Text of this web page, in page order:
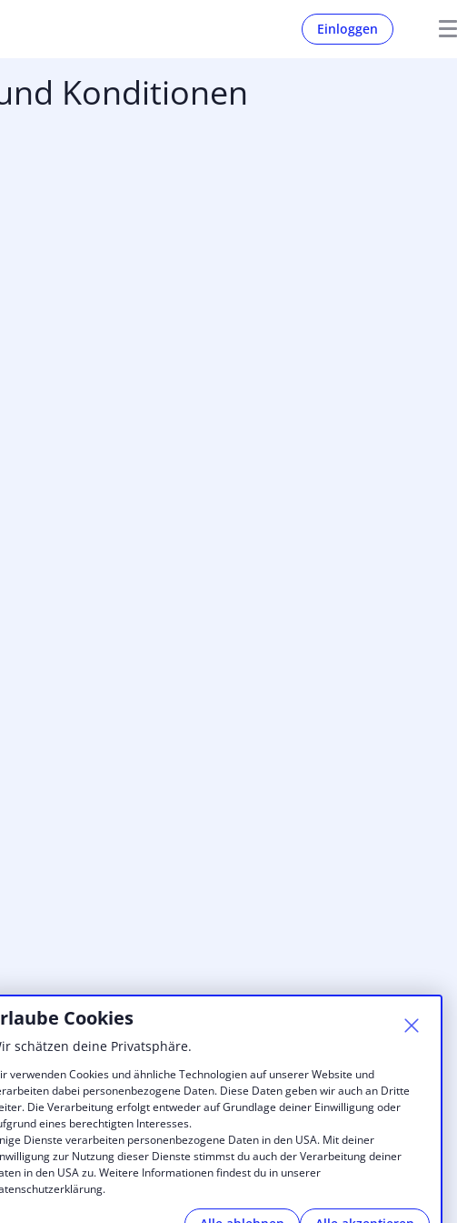
Cookies
schätzen deine Privatsphäre.
verwenden Cookies und ähnliche Technologien auf unserer Website und
dabei personenbezogene Daten. Diese Daten geben wir auch an Dritte
Die Verarbeitung erfolgt entweder auf Grundlage deiner Einwilligung oder
eines berechtigten Interesses.
Dienste verarbeiten personenbezogene Daten in den USA. Mit deiner
zur Nutzung dieser Dienste stimmst du auch der Verarbeitung deiner
in den USA zu. Weitere Informationen findest du in unserer
Einloggen
Konditionen